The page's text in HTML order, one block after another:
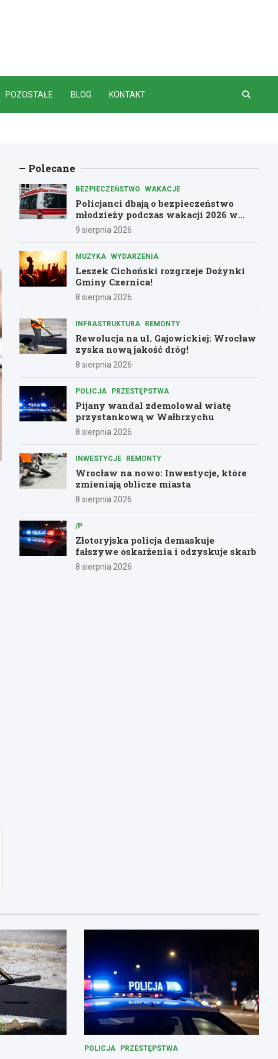
POZOSTAŁE BLOG KONTAKT
Polecane
BEZPIECZEŃSTWO WAKACJE
Policjanci dbają o bezpieczeństwo
młodzieży podczas wakacji 2026 w
Dolnośląskiem
9 sierpnia 2026
MUZYKA WYDARZENIA
Leszek Cichoński rozgrzeje Dożynki
Gminy Czernica!
8 sierpnia 2026
INFRASTRUKTURA REMONTY
Rewolucja na ul. Gajowickiej: Wrocław
zyska nową jakość dróg!
8 sierpnia 2026
POLICJA PRZESTĘPSTWA
Pijany wandal zdemolował wiatę
przystankową w Wałbrzychu
8 sierpnia 2026
INWESTYCJE REMONTY
Wrocław na nowo: Inwestycje, które
zmieniają oblicze miasta
8 sierpnia 2026
/P
Złotoryjska policja demaskuje
fałszywe oskarżenia i odzyskuje skarb
8 sierpnia 2026
POLICJA PRZESTĘPSTWA